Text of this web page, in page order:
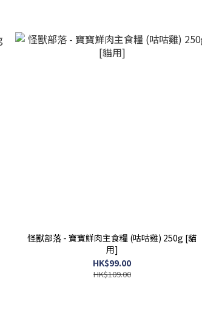
怪獸部落 - 寶寶鮮肉主食糧 (咕咕雞) 250g [貓
用]
HK$99.00
HK$109.00